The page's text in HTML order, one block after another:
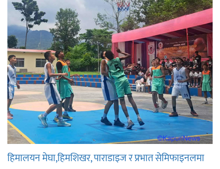
हिमालयन मेघा,हिमशिखर, पाराडाइज र प्रभात सेमिफाइनलमा